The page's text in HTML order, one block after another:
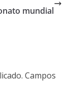
mundial
Campos